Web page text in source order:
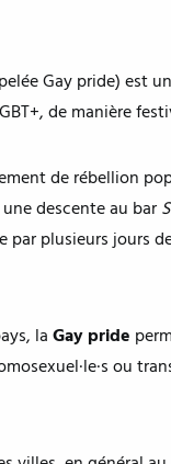
Gay pride) est
de manière
de rébellion
descente au bar
plusieurs jours
la Gay pride
ou